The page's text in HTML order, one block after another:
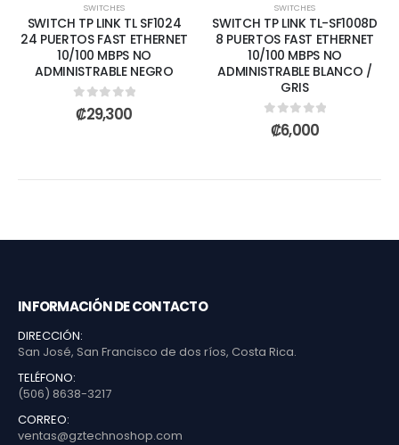
SWITCHES
SWITCH TP LINK TL SF1024
24 PUERTOS FAST ETHERNET
10/100 MBPS NO
ADMINISTRABLE NEGRO
0out of 5
₡29,300
SWITCHES
SWITCH TP LINK TL-SF1008D
8 PUERTOS FAST ETHERNET
10/100 MBPS NO
ADMINISTRABLE BLANCO /
GRIS
out of 5
₡6,000
INFORMACIÓN DE CONTACTO
DIRECCIÓN:
San José, San Francisco de dos ríos, Costa Rica.
TELÉFONO:
(506) 8638-3217
CORREO:
ventas@gztechnoshop.com